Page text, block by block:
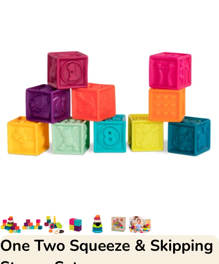
One Two Squeeze & Skipping